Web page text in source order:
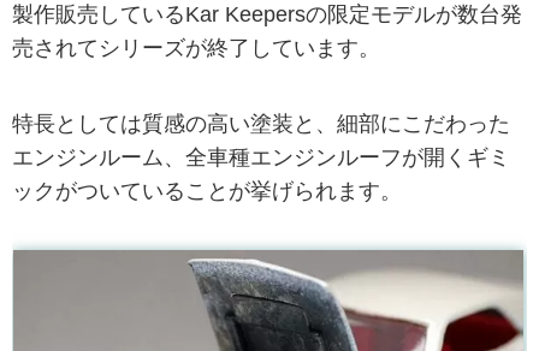
製作販売しているKar Keepersの限定モデルが数台発
売されてシリーズが終了しています。
特長としては質感の高い塗装と、細部にこだわった
エンジンルーム、全車種エンジンルーフが開くギミ
ックがついていることが挙げられます。